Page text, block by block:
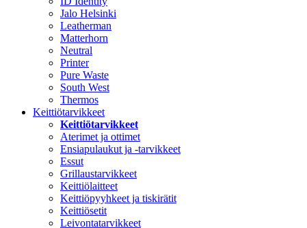
Jalo Helsinki
Leatherman
Matterhorn
Neutral
Printer
Pure Waste
South West
Thermos
Keittiötarvikkeet
Keittiötarvikkeet
Aterimet ja ottimet
Ensiapulaukut ja -tarvikkeet
Essut
Grillaustarvikkeet
Keittiölaitteet
Keittiöpyyhkeet ja tiskirätit
Keittiösetit
Leivontatarvikkeet